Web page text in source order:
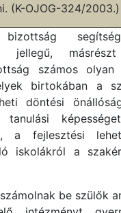
(K-OJOG-324/2003.)
jellegű,
számos olyan
birtokában a
döntési
a fejlesztési
iskolákról a
be szülők